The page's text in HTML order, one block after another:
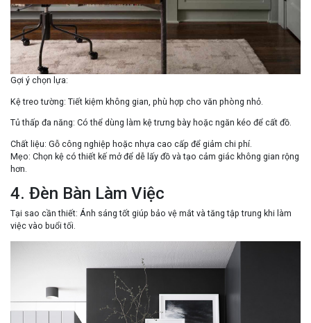
Gợi ý chọn lựa:
Kệ treo tường: Tiết kiệm không gian, phù hợp cho văn phòng nhỏ.
Tủ thấp đa năng: Có thể dùng làm kệ trưng bày hoặc ngăn kéo để cất đồ.
Chất liệu: Gỗ công nghiệp hoặc nhựa cao cấp để giảm chi phí.
Mẹo: Chọn kệ có thiết kế mở để dễ lấy đồ và tạo cảm giác không gian rộng
hơn.
4. Đèn Bàn Làm Việc
Tại sao cần thiết: Ánh sáng tốt giúp bảo vệ mắt và tăng tập trung khi làm
việc vào buổi tối.